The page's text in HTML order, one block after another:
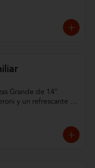
y refresco de la
Grande de 14"
y un refrescante